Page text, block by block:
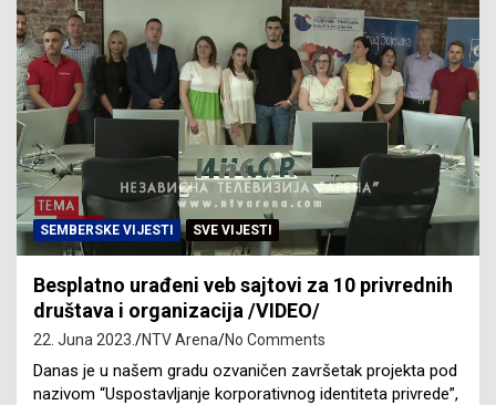
SEMBERSKE VIJESTI SVE VIJESTI
Besplatno urađeni veb sajtovi za 10 privrednih
društava i organizacija /VIDEO/
22. Juna 2023. NTV Arena No Comments
Danas je u našem gradu ozvaničen završetak projekta pod
nazivom “Uspostavljanje korporativnog identiteta privrede”,